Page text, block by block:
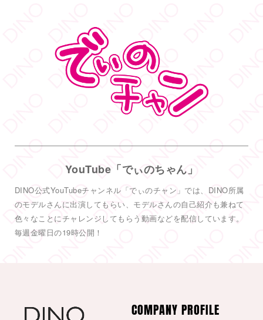
もっと見る フォロー
#DINOバニーチェキ会
5 38 Twitter
DINO - ディノ／AVプロダクション リツイートされ
#TRE初参戦#東実果
します。
2
6 55 Twitter
@dinotkyo
YouTube「でぃのちゃん」
DINO公式YouTubeチャンネル「でぃのチャン」では、DINO所属
のモデルさんに出演してもらい、モデルさんの自己紹介も兼ねて
色々なことにチャレンジしてもらう動画などを配信しています。
毎週金曜日の19時公開！
COMPANY PROFILE